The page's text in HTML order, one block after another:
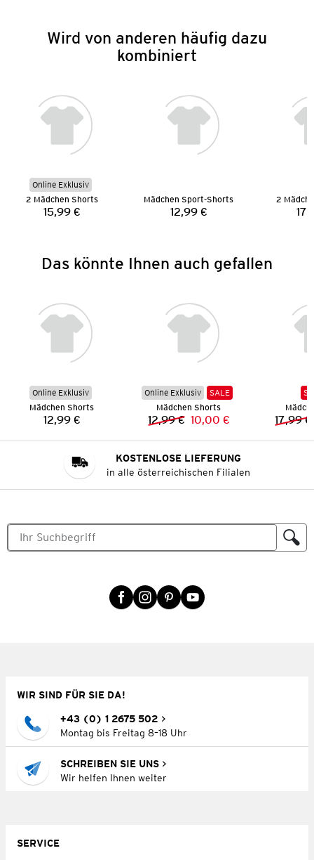
Wird von anderen häufig dazu
kombiniert
Online Exklusiv
2 Mädchen Shorts
Preis:
15,99 €
Mädchen Sport-Shorts
Preis:
12,99 €
2
Das könnte Ihnen auch gefallen
Online Exklusiv
Mädchen Shorts
Preis:
12,99 €
Online Exklusiv
SALE
Mädchen Shorts
Vorheriger Preis:
12,99 € Neuer Preis:
10,00 € 17,99 €
KOSTENLOSE LIEFERUNG
in alle österreichischen Filialen
WIR SIND FÜR SIE DA!
+43 (0) 1 2675 502
Montag bis Freitag 8–18 Uhr
SCHREIBEN SIE UNS
Wir helfen Ihnen weiter
SERVICE